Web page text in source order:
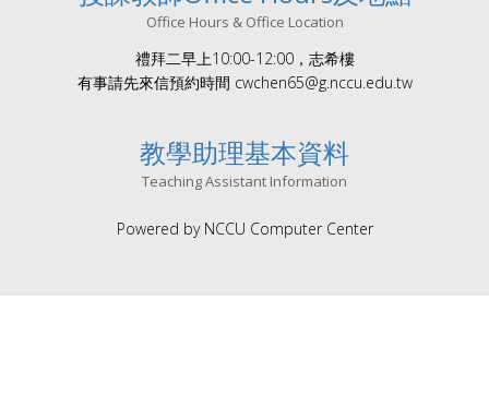
Office Hours & Office Location
禮拜二早上10:00-12:00，志希樓
有事請先來信預約時間 cwchen65@g.nccu.edu.tw
教學助理基本資料
Teaching Assistant Information
Powered by NCCU Computer Center